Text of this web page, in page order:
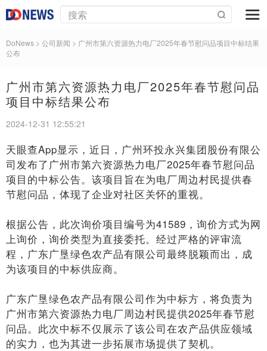
DoNews > 公司新闻 > 广州市第六资源热力电厂2025年春节慰问品项目中标结果
公布
广州市第六资源热力电厂2025年春节慰问品
项目中标结果公布
2024-12-31 12:55:21
天眼查App显示，近日，广州环投永兴集团股份有限公
司发布了广州市第六资源热力电厂2025年春节慰问品
项目的中标公告。该项目旨在为电厂周边村民提供春
节慰问品，体现了企业对社区关怀的重视。
根据公告，此次询价项目编号为41589，询价方式为网
上询价，询价类型为直接委托。经过严格的评审流
程，广东广垦绿色农产品有限公司最终脱颖而出，成
为该项目的中标供应商。
广东广垦绿色农产品有限公司作为中标方，将负责为
广州市第六资源热力电厂周边村民提供2025年春节慰
问品。此次中标不仅展示了该公司在农产品供应领域
的实力，也为其进一步拓展市场提供了契机。